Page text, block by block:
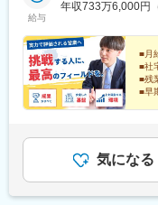
1■関西 ・大阪営業
静岡営業所／静岡
掛川市南1-2-14■九
北・東北営業所／
給与
年収733万6,000円
■月
■社
■残
■早
気になる